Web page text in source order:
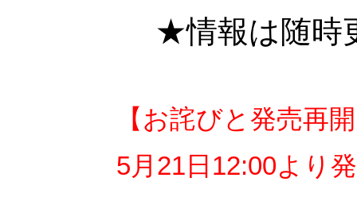
★情報は随時
【お詫びと発売再
5月21日12:00より